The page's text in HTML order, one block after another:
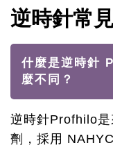
逆時針常
什麼是逆時針
麼不同？
逆時針Profhilo
劑，採用